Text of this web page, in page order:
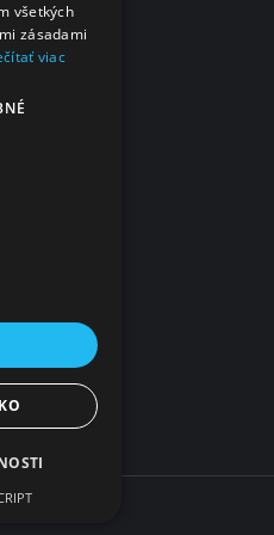
všetkých
zásadami
viac